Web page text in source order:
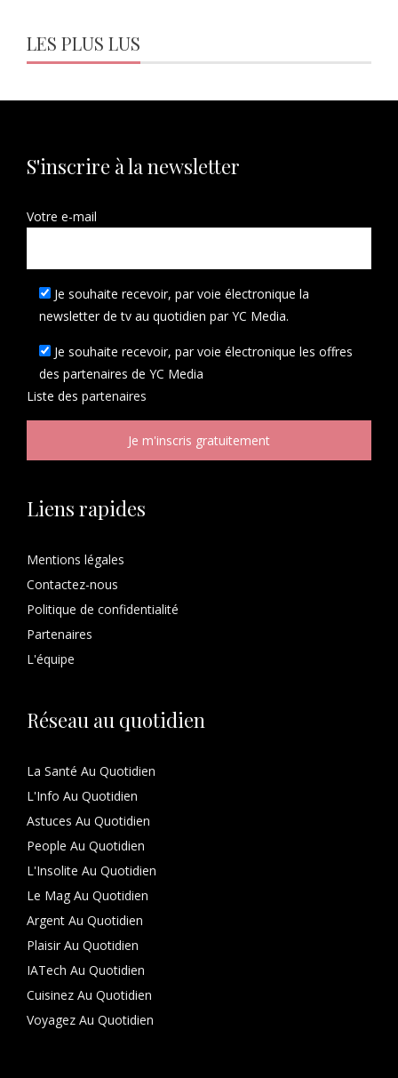
LES PLUS LUS
S'inscrire à la newsletter
Votre e-mail
Je souhaite recevoir, par voie électronique la
newsletter de tv au quotidien par YC Media.
Je souhaite recevoir, par voie électronique les offres
des partenaires de YC Media
Liste des partenaires
Liens rapides
Mentions légales
Contactez-nous
Politique de confidentialité
Partenaires
L'équipe
Réseau au quotidien
La Santé Au Quotidien
L'Info Au Quotidien
Astuces Au Quotidien
People Au Quotidien
L'Insolite Au Quotidien
Le Mag Au Quotidien
Argent Au Quotidien
Plaisir Au Quotidien
IATech Au Quotidien
Cuisinez Au Quotidien
Voyagez Au Quotidien